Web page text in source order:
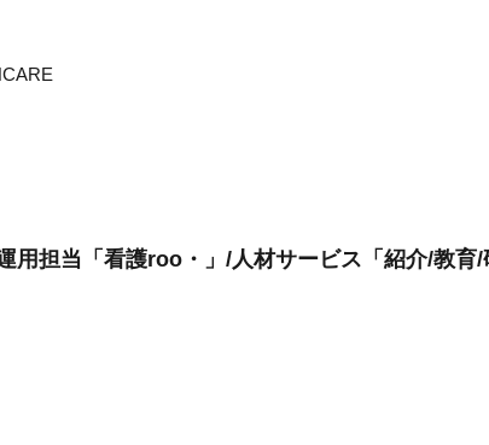
用担当「看護roo・」/人材サービス「紹介/教育/